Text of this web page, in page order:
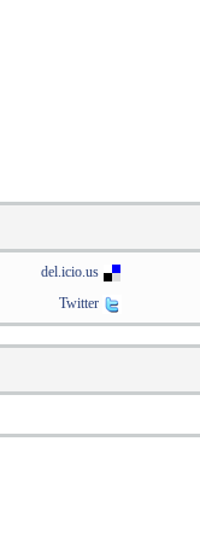
del.icio.us
Twitter